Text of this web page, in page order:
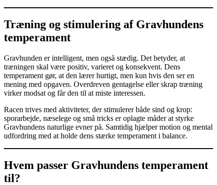
Træning og stimulering af Gravhundens
temperament
Gravhunden er intelligent, men også stædig. Det betyder, at
træningen skal være positiv, varieret og konsekvent. Dens
temperament gør, at den lærer hurtigt, men kun hvis den ser en
mening med opgaven. Overdreven gentagelse eller skrap træning
virker modsat og får den til at miste interessen.
Racen trives med aktiviteter, der stimulerer både sind og krop:
sporarbejde, næselege og små tricks er oplagte måder at styrke
Gravhundens naturlige evner på. Samtidig hjælper motion og mental
udfordring med at holde dens stærke temperament i balance.
Hvem passer Gravhundens temperament
til?